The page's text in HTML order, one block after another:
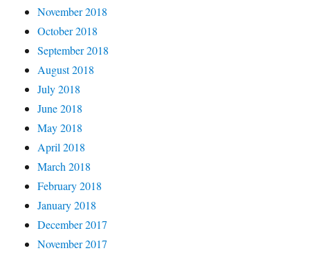
November 2018
October 2018
September 2018
August 2018
July 2018
June 2018
May 2018
April 2018
March 2018
February 2018
January 2018
December 2017
November 2017